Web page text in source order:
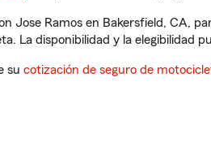
Jose Ramos en Bakersfield, CA,
La disponibilidad y la elegibilidad
su cotización de seguro de